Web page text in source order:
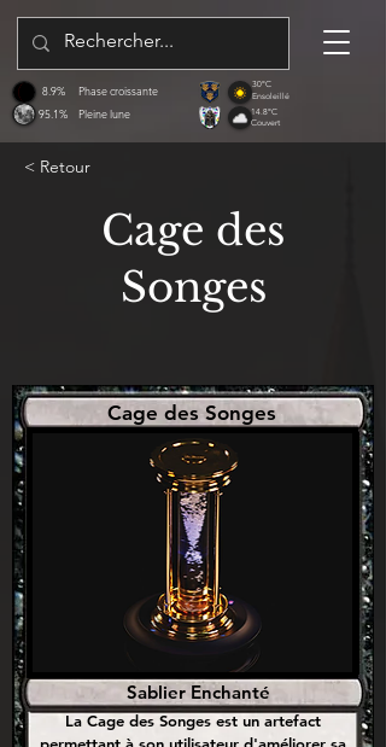
95.1%
8.9%
Pleine lune
Phase croissante
30°C
Ensoleillé
14.8°C
Couvert
< Retour
Cage des
Songes
Sablier Enchanté
Cage des Songes
La Cage des Songes est un artefact